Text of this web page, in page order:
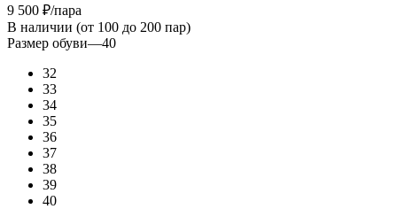
9 500 ₽/пара
В наличии (от 100 до 200 пар)
Размер обуви—40
32
33
34
35
36
37
38
39
40